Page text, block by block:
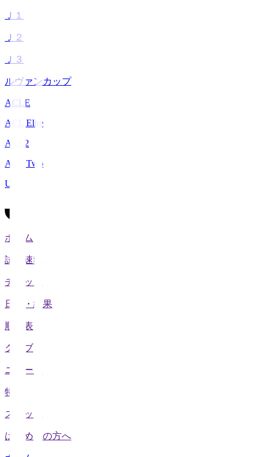
Ｊ１
Ｊ２
Ｊ３
ルヴァンカップ
ACLE
ACL Elite
ACL2
ACL Two
U-21
ホーム
試合速報
チケット
日程・結果
順位表
クラブ
ニュース
特集
スタッツ
はじめての方へ